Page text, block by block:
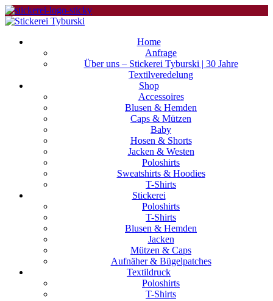
Home
Anfrage
Über uns – Stickerei Tyburski | 30 Jahre
Textilveredelung
Shop
Accessoires
Blusen & Hemden
Caps & Mützen
Baby
Hosen & Shorts
Jacken & Westen
Poloshirts
Sweatshirts & Hoodies
T-Shirts
Stickerei
Poloshirts
T-Shirts
Blusen & Hemden
Jacken
Mützen & Caps
Aufnäher & Bügelpatches
Textildruck
Poloshirts
T-Shirts